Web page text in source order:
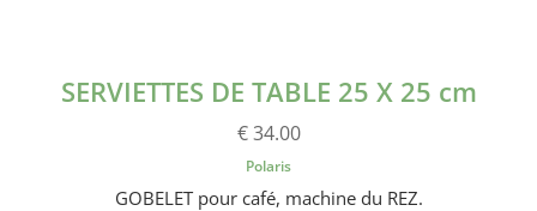
SERVIETTES DE TABLE 25 X 25 cm
€ 34.00
Polaris
GOBELET pour café, machine du REZ.